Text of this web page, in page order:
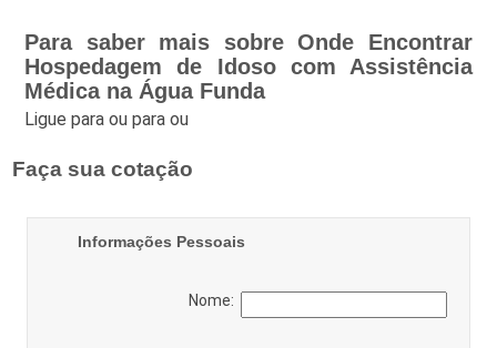
Para saber mais sobre Onde Encontrar
Hospedagem de Idoso com Assistência
Médica na Água Funda
Ligue paraou paraou
Faça sua cotação
Informações Pessoais
Nome: